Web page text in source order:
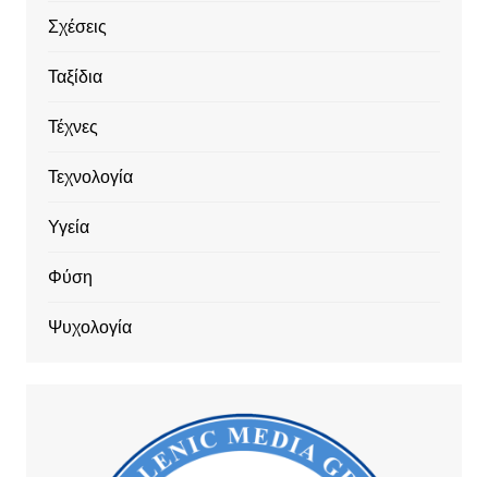
Σχέσεις
Ταξίδια
Τέχνες
Τεχνολογία
Υγεία
Φύση
Ψυχολογία